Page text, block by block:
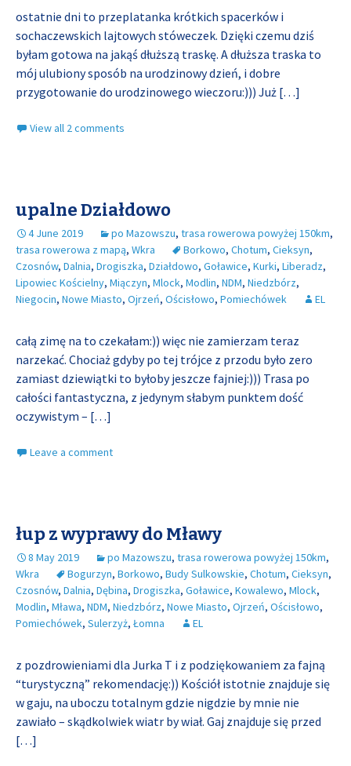
ostatnie dni to przeplatanka krótkich spacerków i
sochaczewskich lajtowych stóweczek. Dzięki czemu dziś
byłam gotowa na jakąś dłuższą traskę. A dłuższa traska to
mój ulubiony sposób na urodzinowy dzień, i dobre
przygotowanie do urodzinowego wieczoru:))) Już […]
View all 2 comments
upalne Działdowo
4 June 2019 po Mazowszu, trasa rowerowa powyżej 150km,
trasa rowerowa z mapą, Wkra Borkowo, Chotum, Cieksyn,
Czosnów, Dalnia, Drogiszka, Działdowo, Goławice, Kurki, Liberadz,
Lipowiec Kościelny, Miączyn, Mlock, Modlin, NDM, Niedzbórz,
Niegocin, Nowe Miasto, Ojrzeń, Ościsłowo, Pomiechówek EL
całą zimę na to czekałam:)) więc nie zamierzam teraz
narzekać. Chociaż gdyby po tej trójce z przodu było zero
zamiast dziewiątki to byłoby jeszcze fajniej:))) Trasa po
całości fantastyczna, z jedynym słabym punktem dość
oczywistym – […]
Leave a comment
łup z wyprawy do Mławy
8 May 2019 po Mazowszu, trasa rowerowa powyżej 150km,
Wkra
Bogurzyn, Borkowo, Budy Sulkowskie, Chotum, Cieksyn,
Czosnów, Dalnia, Dębina, Drogiszka, Goławice, Kowalewo, Mlock,
Modlin, Mława, NDM, Niedzbórz, Nowe Miasto, Ojrzeń, Ościsłowo,
Pomiechówek, Sulerzyż, Łomna EL
z pozdrowieniami dla Jurka T i z podziękowaniem za fajną
“turystyczną” rekomendację:)) Kościół istotnie znajduje się
w gaju, na uboczu totalnym gdzie nigdzie by mnie nie
zawiało – skądkolwiek wiatr by wiał. Gaj znajduje się przed
[…]